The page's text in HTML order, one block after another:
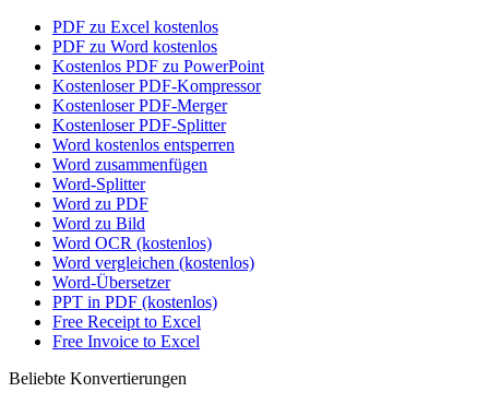
PDF zu Excel kostenlos
PDF zu Word kostenlos
Kostenlos PDF zu PowerPoint
Kostenloser PDF-Kompressor
Kostenloser PDF-Merger
Kostenloser PDF-Splitter
Word kostenlos entsperren
Word zusammenfügen
Word-Splitter
Word zu PDF
Word zu Bild
Word OCR (kostenlos)
Word vergleichen (kostenlos)
Word-Übersetzer
PPT in PDF (kostenlos)
Free Receipt to Excel
Free Invoice to Excel
Beliebte Konvertierungen